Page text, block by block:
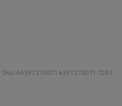
SKU:A6397270071 6397270071 7D53